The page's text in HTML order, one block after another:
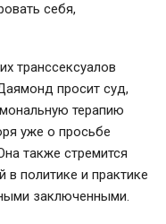
себя,
транссексуалов
просит суд,
терапию
уже о просьбе
также стремится
политике и практике
заключенными.